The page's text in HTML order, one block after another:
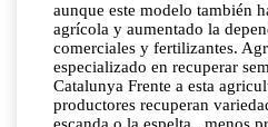
aunque este modelo también
agrícola y aumentado la
comerciales y fertilizantes.
especializado en recuperar
Catalunya Frente a esta
productores recuperan